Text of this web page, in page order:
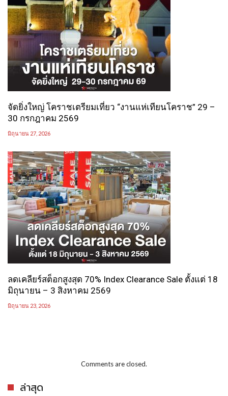
จัดยิ่งใหญ่ โคราชเตรียมเที่ยว “งานแห่เทียนโคราช” 29 –
30 กรกฎาคม 2569
มิถุนายน 27, 2026
ลดเคลียร์สต็อกสูงสุด 70% Index Clearance Sale ตั้งแต่ 18
มิถุนายน – 3 สิงหาคม 2569
มิถุนายน 23, 2026
Comments are closed.
ล่าสุด